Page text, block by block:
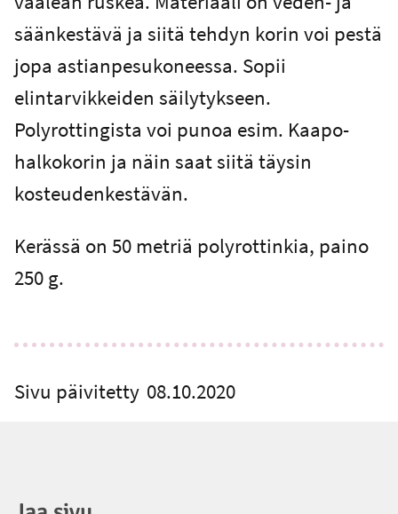
säänkestävä ja siitä tehdyn korin voi pestä
jopa astianpesukoneessa. Sopii
elintarvikkeiden säilytykseen.
Polyrottingista voi punoa esim. Kaapo-
halkokorin ja näin saat siitä täysin
kosteudenkestävän.
Kerässä on 50 metriä polyrottinkia, paino
250 g.
Sivu päivitetty 08.10.2020